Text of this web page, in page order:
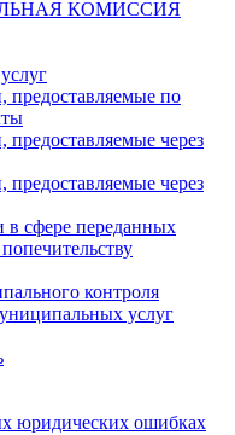
КОМИССИЯ
по
через
через
в сфере переданных
контроля
услуг
юридических ошибках